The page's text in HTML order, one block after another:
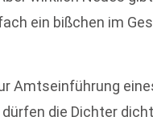
ein bißchen im
Amtseinführung
die Dichter